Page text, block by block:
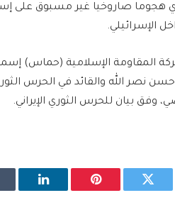
هجوما صاروخيا غير مسبوق على
المقاومة الإسلامية (حماس)
حسن نصر الله والقائد في الحرس
تويتر بينتيريستلينكدإن